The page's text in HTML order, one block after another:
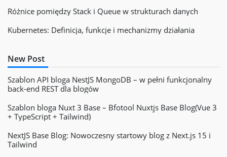
Różnice pomiędzy Stack i Queue w strukturach danych
Kubernetes: Definicja, funkcje i mechanizmy działania
New Post
Szablon API bloga NestJS MongoDB – w pełni funkcjonalny
back-end REST dla blogów
Szablon bloga Nuxt 3 Base – Bfotool Nuxtjs Base Blog(Vue 3
+ TypeScript + Tailwind)
NextJS Base Blog: Nowoczesny startowy blog z Next.js 15 i
Tailwind